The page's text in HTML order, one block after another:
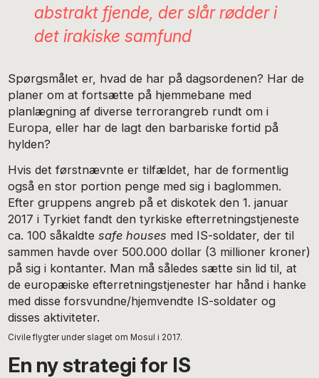
abstrakt fjende, der slår rødder i
det irakiske samfund
Spørgsmålet er, hvad de har på dagsordenen? Har de
planer om at fortsætte på hjemmebane med
planlægning af diverse terrorangreb rundt om i
Europa, eller har de lagt den barbariske fortid på
hylden?
Hvis det førstnævnte er tilfældet, har de formentlig
også en stor portion penge med sig i baglommen.
Efter gruppens angreb på et diskotek den 1. januar
2017 i Tyrkiet fandt den tyrkiske efterretningstjeneste
ca. 100 såkaldtesafe houses med IS-soldater, der til
sammen havde over 500.000 dollar (3 millioner kroner)
på sig i kontanter. Man må således sætte sin lid til, at
de europæiske efterretningstjenester har hånd i hanke
med disse forsvundne/hjemvendte IS-soldater og
disses aktiviteter.
Civile flygter under slaget om Mosul i 2017.
En ny strategi for IS